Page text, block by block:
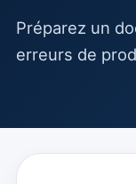
Préparez un
erreurs de